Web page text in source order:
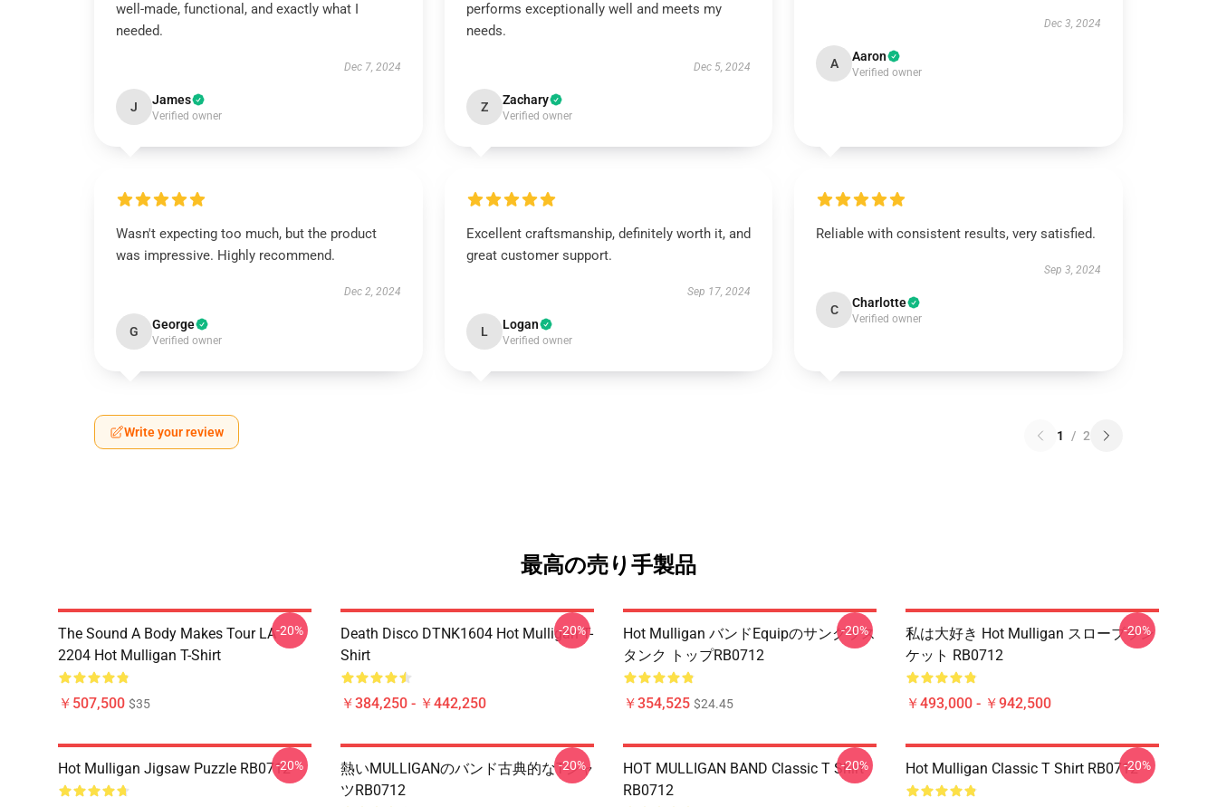
well-made, functional, and exactly what I
needed.
Dec 7, 2024
J James
Verified owner
performs exceptionally well and meets my
needs.
Dec 5, 2024
Z Zachary
Verified owner
Dec 3, 2024
A Aaron
Verified owner
Wasn't expecting too much, but the product
was impressive. Highly recommend.
Dec 2, 2024
G George
Verified owner
Excellent craftsmanship, definitely worth it, and
great customer support.
Sep 17, 2024
L Logan
Verified owner
Reliable with consistent results, very satisfied.
Sep 3, 2024
C Charlotte
Verified owner
Write your review 1 / 2
最高の売り手製品
The Sound A Body Makes Tour LA
2204 Hot Mulligan T-Shirt
￥507,500 $35
-20%
Death Disco DTNK1604 Hot Mulligan T-
Shirt
￥384,250 - ￥442,250
-20%
Hot Mulligan バンドEquipのサングラス
タンク トップRB0712
￥354,525 $24.45
-20%
私は大好き Hot Mulligan スローブラン
ケット RB0712
￥493,000 - ￥942,500
-20%
Hot Mulligan Jigsaw Puzzle RB0712-20%
熱いMULLIGANのバンド古典的なTシャ
ツRB0712
-20%
HOT MULLIGAN BAND Classic T Shirt
RB0712
-20% Hot Mulligan Classic T Shirt RB0712-20%